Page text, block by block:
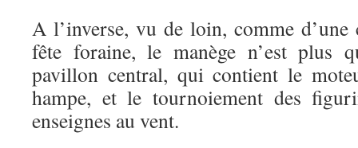
A l’inverse, vu de loin, comme
fête foraine, le manège n’est plus
pavillon central, qui contient le
hampe, et le tournoiement des
enseignes au vent.